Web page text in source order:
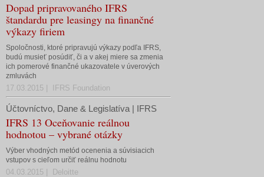
Dopad pripravovaného IFRS
štandardu pre leasingy na finančné
výkazy firiem
Spoločnosti, ktoré pripravujú výkazy podľa IFRS,
budú musieť posúdiť, či a v akej miere sa zmenia
ich pomerové finančné ukazovatele v úverových
zmluvách
17.03.2015 | IFRS Foundation
Účtovníctvo, Dane & Legislatíva | IFRS
IFRS 13 Oceňovanie reálnou
hodnotou – vybrané otázky
Výber vhodných metód ocenenia a súvisiacich
vstupov s cieľom určiť reálnu hodnotu
04.03.2015 | Deloitte